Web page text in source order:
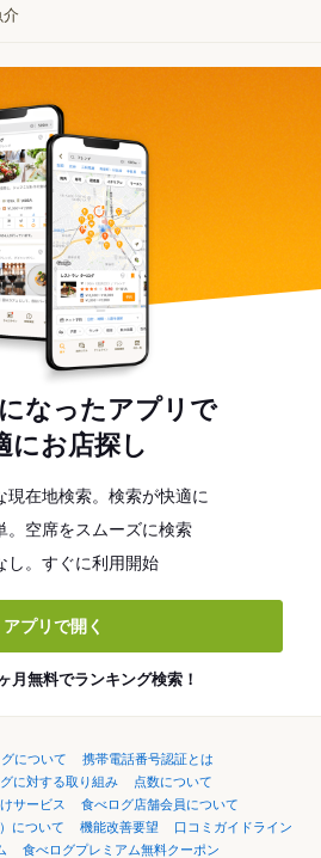
介
なったアプリで
にお店探し
現在地検索。検索が快適に
。空席をスムーズに検索
し。すぐに利用開始
アプリで開く
月無料でランキング検索！
について
携帯電話番号認証とは
に対する取り組み
点数について
サービス
食べログ店舗会員について
について
機能改善要望
口コミガイドライン
食べログプレミアム無料クーポン